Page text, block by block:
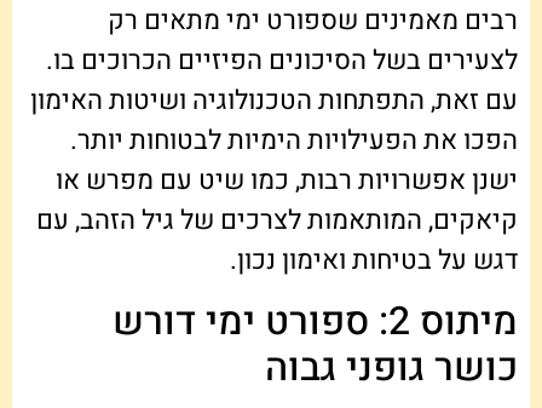
רבים מאמינים שספורט ימי מתאים רק
לצעירים בשל הסיכונים הפיזיים הכרוכים בו.
עם זאת, התפתחות הטכנולוגיה ושיטות האימון
הפכו את הפעילויות הימיות לבטוחות יותר.
ישנן אפשרויות רבות, כמו שיט עם מפרש או
קיאקים, המותאמות לצרכים של גיל הזהב, עם
דגש על בטיחות ואימון נכון.
מיתוס 2: ספורט ימי דורש
כושר גופני גבוה